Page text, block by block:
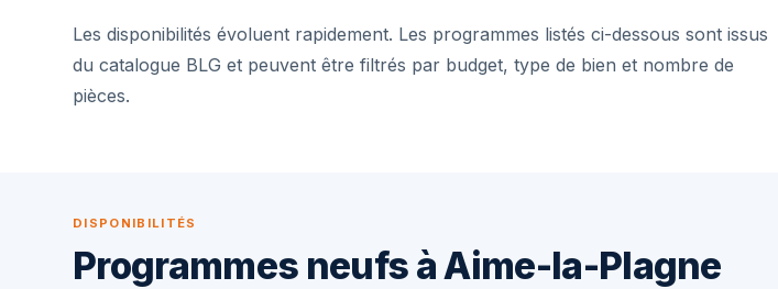
Les disponibilités évoluent rapidement. Les programmes listés ci-dessous sont issus
du catalogue BLG et peuvent être filtrés par budget, type de bien et nombre de
pièces.
DISPONIBILITÉS
Programmes neufs à Aime-la-Plagne